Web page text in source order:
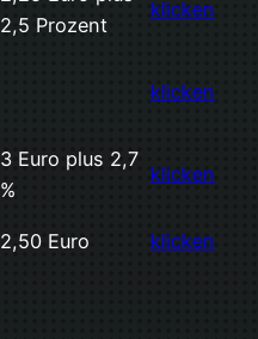
2,5 Prozent
klicken
klicken
3 Euro plus 2,7
%
klicken
2,50 Euro klicken